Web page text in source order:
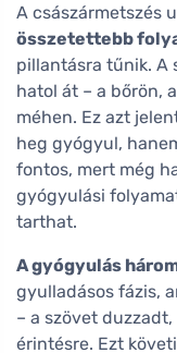
A császármetszés
összetettebb
pillantásra tűnik. A
hatol át – a bőrön,
méhen. Ez azt
heg gyógyul,
fontos, mert még
gyógyulási
tarthat.
A gyógyulás
gyulladásos fázis,
– a szövet
érintésre. Ezt